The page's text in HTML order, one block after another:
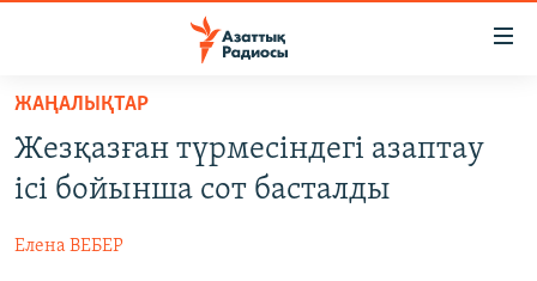
Skip
main
content
to
САЯСАТ
ҚАҢТАР ОҚИҒАСЫ
ЖАҢАЛЫҚТАР
Жезқазған түрмесіндегі азаптау
ісі бойынша сот басталды
Елена ВЕБЕР